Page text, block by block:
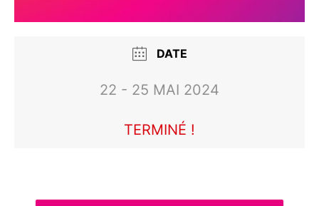
DATE
22 - 25 MAI 2024
TERMINÉ !